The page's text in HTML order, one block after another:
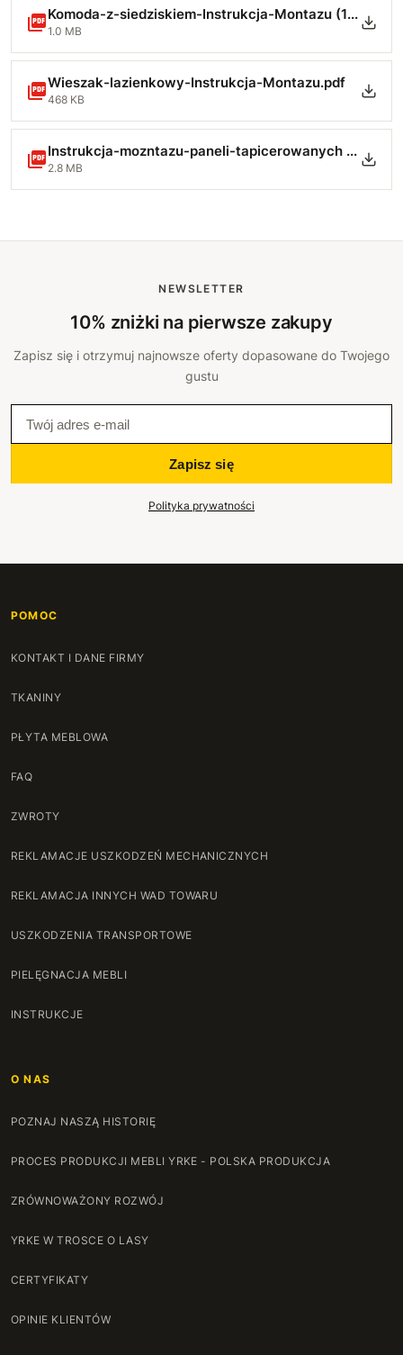
Komoda-z-siedziskiem-Instrukcja-Montazu (1).pdf
1.0 MB
Wieszak-lazienkowy-Instrukcja-Montazu.pdf
468 KB
Instrukcja-mozntazu-paneli-tapicerowanych (1).pdf
2.8 MB
NEWSLETTER
10% zniżki na pierwsze zakupy
Zapisz się i otrzymuj najnowsze oferty dopasowane do Twojego
gustu
Zapisz się
Polityka prywatności
POMOC
KONTAKT I DANE FIRMY
TKANINY
PŁYTA MEBLOWA
FAQ
ZWROTY
REKLAMACJE USZKODZEŃ MECHANICZNYCH
REKLAMACJA INNYCH WAD TOWARU
USZKODZENIA TRANSPORTOWE
PIELĘGNACJA MEBLI
INSTRUKCJE
O NAS
POZNAJ NASZĄ HISTORIĘ
PROCES PRODUKCJI MEBLI YRKE - POLSKA PRODUKCJA
ZRÓWNOWAŻONY ROZWÓJ
YRKE W TROSCE O LASY
CERTYFIKATY
OPINIE KLIENTÓW